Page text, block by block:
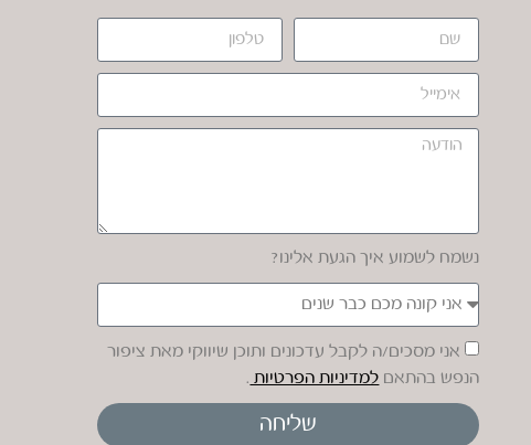
נשמח לשמוע איך הגעת אלינו?
אני מסכים/ה לקבל עדכונים ותוכן שיווקי מאת ציפור
הנפש בהתאם למדיניות הפרטיות .
שליחה